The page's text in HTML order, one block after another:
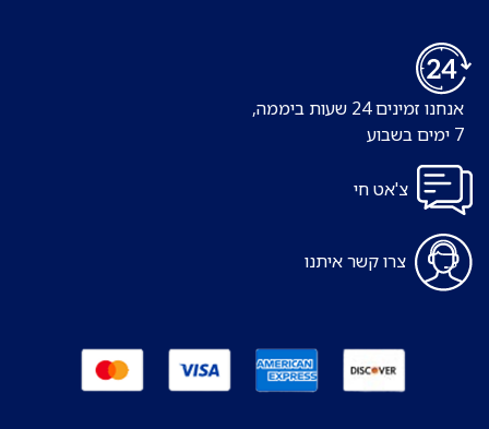
אנחנו זמינים 24 שעות ביממה,
צ'אט חי
צרו קשר איתנו